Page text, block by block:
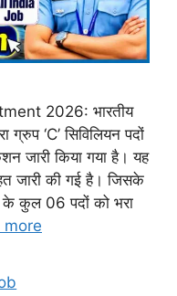
2026: भारतीय
‘C’ सिविलियन पदों
जारी किया गया है। यह
जारी की गई है। जिसके
के कुल 06 पदों को भरा
more